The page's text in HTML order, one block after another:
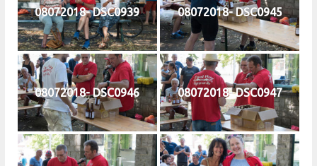
08072018- DSC0939 08072018- DSC0945
08072018- DSC0946 08072018- DSC0947